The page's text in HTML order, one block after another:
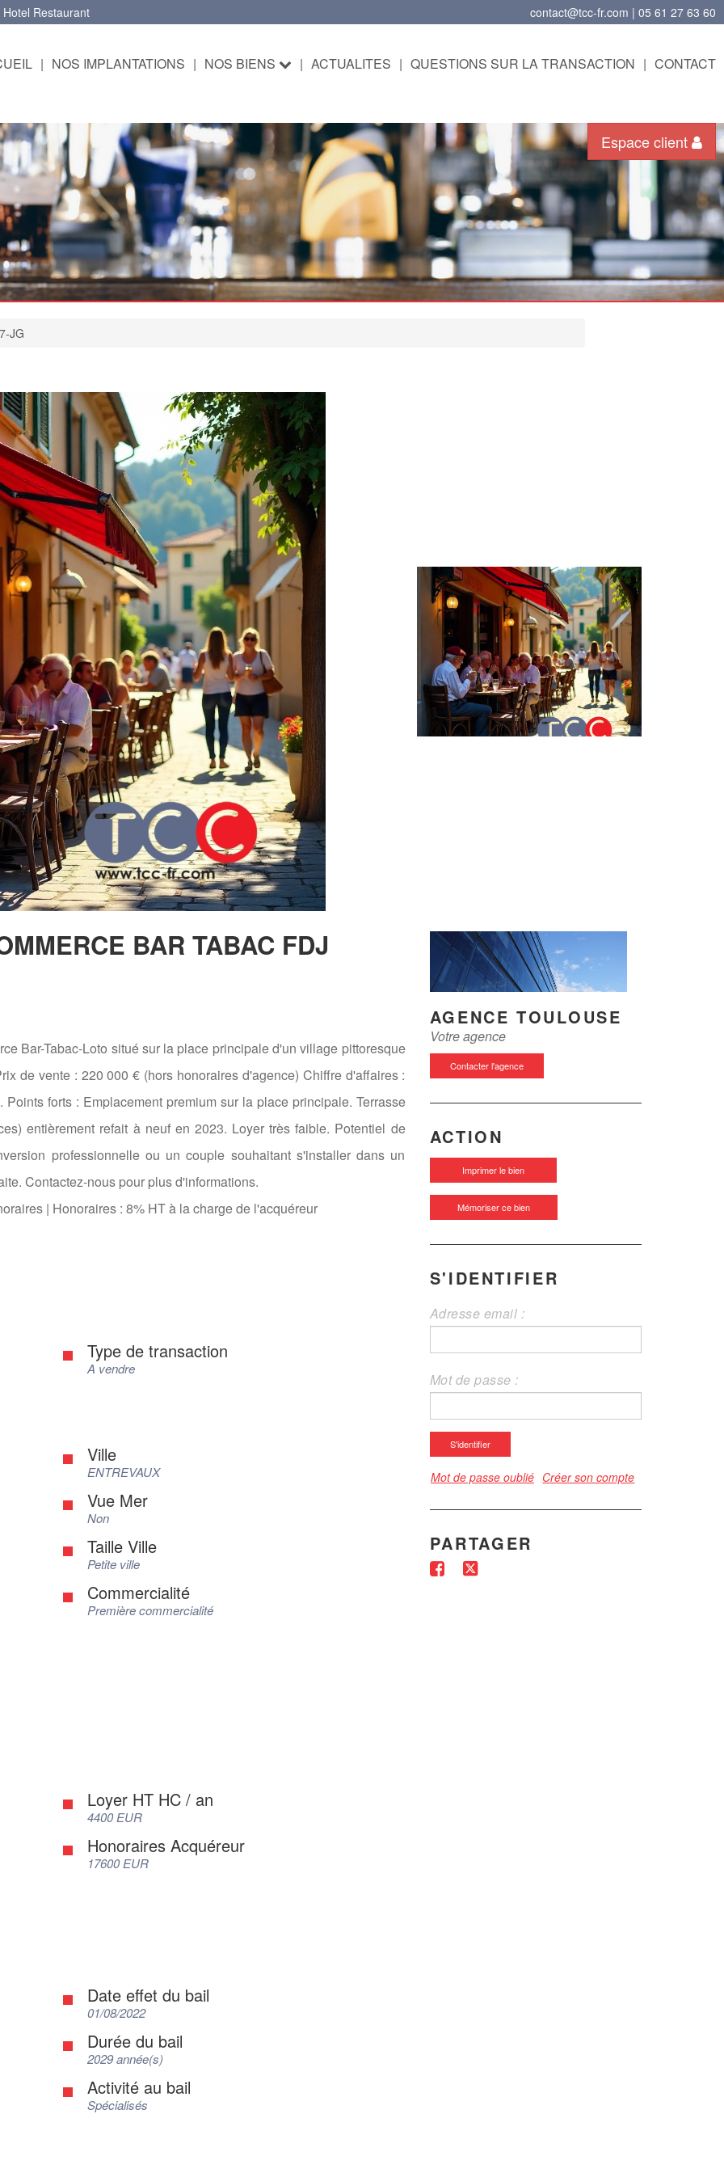
contact@tcc-fr.com | 05 61 27 63 60
Restaurant
| NOS IMPLANTATIONS | NOS BIENS | ACTUALITES | QUESTIONS SUR LA TRANSACTION | CONTACT
Espace client
JG
BAR TABAC FDJ
Bar-Tabac-Loto situé sur la place principale d'un village pittoresque
de vente : 220 000 € (hors honoraires d'agence) Chiffre d'affaires :
forts : Emplacement premium sur la place principale. Terrasse
entièrement refait à neuf en 2023. Loyer très faible. Potentiel de
professionnelle ou un couple souhaitant s'installer dans un
Contactez-nous pour plus d'informations.
| Honoraires : 8% HT à la charge de l'acquéreur
Type de transaction
A vendre
Ville
ENTREVAUX
Vue Mer
Non
Taille Ville
Petite ville
Commercialité
Première commercialité
Loyer HT HC / an
4400 EUR
Honoraires Acquéreur
17600 EUR
Date effet du bail
01/08/2022
Durée du bail
2029 année(s)
Activité au bail
Spécialisés
AGENCE TOULOUSE
Votre agence
Contacter l'agence
ACTION
Imprimer le bien
Mémoriser ce bien
S'IDENTIFIER
Adresse email :
Mot de passe :
S'identifier
Mot de passe oublié Créer son compte
PARTAGER